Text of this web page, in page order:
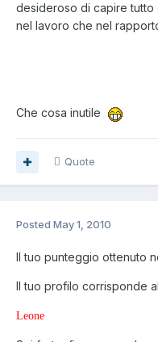
desideroso di capire tutto
nel lavoro che nel
Che cosa inutile
Quote
Posted May 1, 2010
Il tuo punteggio ottenuto
Il tuo profilo corrisponde
Leone